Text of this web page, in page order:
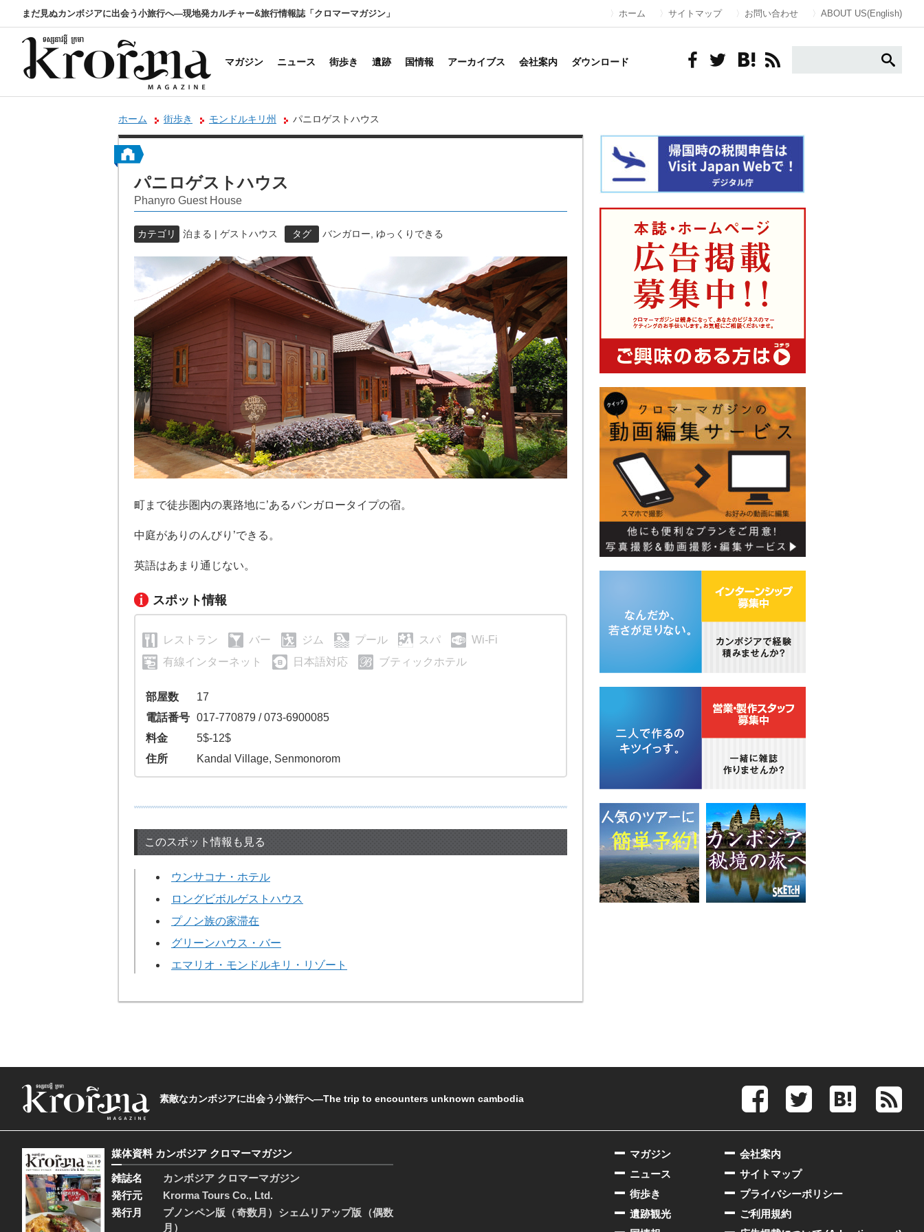
まだ見ぬカンボジアに出会う小旅行へ―現地発カルチャー&旅行情報誌「クロマーマガジン」 ホーム サイトマップ お問い合わせ ABOUT US(English)
マガジン ニュース 街歩き 遺跡 国情報 アーカイブス 会社案内 ダウンロード
ホーム 街歩き モンドルキリ州 パニロゲストハウス
パニロゲストハウス
Phanyro Guest House
カテゴリ 泊まる | ゲストハウス タグ バンガロー ゆっくりできる
町まで徒歩圏内の裏路地に’あるバンガロータイプの宿。
中庭がありのんびり’できる。
英語はあまり通じない。
スポット情報
レストラン バー ジム プール スパ
Wi-Fi
有線インターネット
日本語対応 ブティックホテル
部屋数
17
電話番号 017-770879 / 073-6900085
料金
5$-12$
住所
Kandal Village, Senmonorom
このスポット情報も見る
ウンサコナ・ホテル
ロングビボルゲストハウス
プノン族の家滞在
グリーンハウス・バー
エマリオ・モンドルキリ・リゾート
素敵なカンボジアに出会う小旅行へ―The trip to encounters unknown cambodia
媒体資料 カンボジア クロマーマガジン
雑誌名
カンボジア クロマーマガジン
発行元
Krorma Tours Co., Ltd.
発行月
プノンペン版（奇数月）シェムリアップ版（偶数
月）
会社案内
サイトマップ
プライバシーポリシー
ご利用規約
マガジン
ニュース
街歩き
遺跡観光